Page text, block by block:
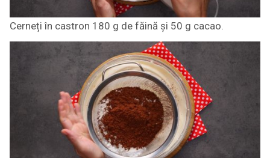
Cerneți în castron 180 g de făină și 50 g cacao.